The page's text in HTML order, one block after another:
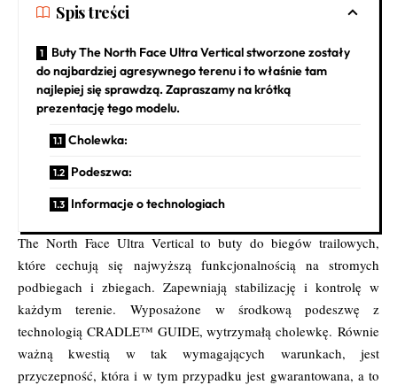
Spis treści
Buty The North Face Ultra Vertical stworzone zostały
do najbardziej agresywnego terenu i to właśnie tam
najlepiej się sprawdzą. Zapraszamy na krótką
prezentację tego modelu.
Cholewka:
Podeszwa:
Informacje o technologiach
The North Face Ultra Vertical to buty do biegów trailowych,
które cechują się najwyższą funkcjonalnością na stromych
podbiegach i zbiegach. Zapewniają stabilizację i kontrolę w
każdym terenie. Wyposażone w środkową podeszwę z
technologią CRADLE™ GUIDE, wytrzymałą cholewkę. Równie
ważną kwestią w tak wymagających warunkach, jest
przyczepność, która i w tym przypadku jest gwarantowana, a to